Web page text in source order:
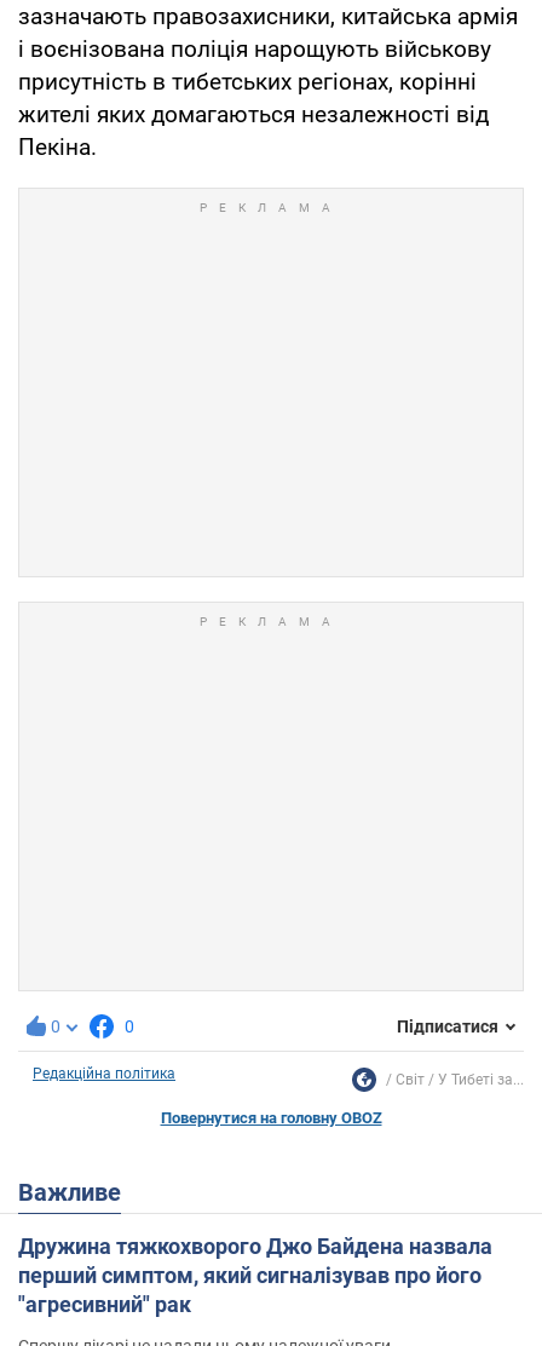
зазначають правозахисники, китайська армія
і воєнізована поліція нарощують військову
присутність в тибетських регіонах, корінні
жителі яких домагаються незалежності від
Пекіна.
0 0 Підписатися
Редакційна політика Світ У Тибеті за...
Повернутися на головну OBOZ
Важливе
Дружина тяжкохворого Джо Байдена назвала
перший симптом, який сигналізував про його
"агресивний" рак